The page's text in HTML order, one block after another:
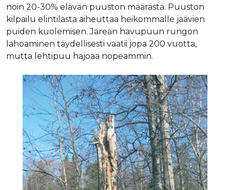
noin 20-30% elävän puuston määrästä. Puuston
kilpailu elintilasta aiheuttaa heikommalle jäävien
puiden kuolemisen. Järeän havupuun rungon
lahoaminen täydellisesti vaatii jopa 200 vuotta,
mutta lehtipuu hajoaa nopeammin.